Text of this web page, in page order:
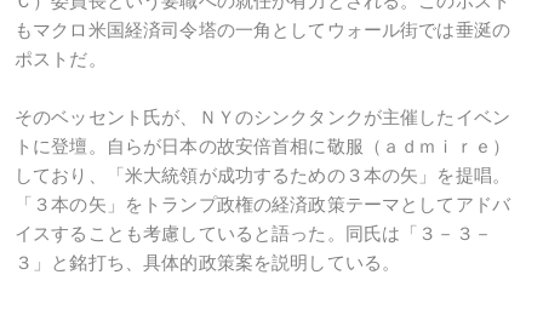
もマクロ米国経済司令塔の一角としてウォール街では垂涎の
ポストだ。
そのベッセント氏が、ＮＹのシンクタンクが主催したイベン
トに登壇。自らが日本の故安倍首相に敬服（ａｄｍｉｒｅ）
しており、「米大統領が成功するための３本の矢」を提唱。
「３本の矢」をトランプ政権の経済政策テーマとしてアドバ
イスすることも考慮していると語った。同氏は「３－３－
３」と銘打ち、具体的政策案を説明している。